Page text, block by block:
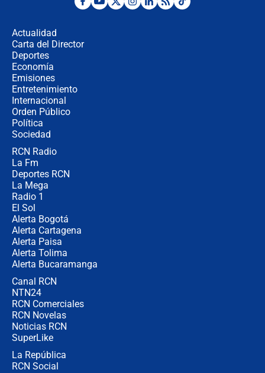
¿Por qué De la Espriella gobernará
Actualidad
Carta del Director
Deportes
Economía
Emisiones
Entretenimiento
Internacional
Orden Público
Política
Sociedad
RCN Radio
La Fm
Deportes RCN
La Mega
Radio 1
El Sol
Alerta Bogotá
Alerta Cartagena
Alerta Paisa
Alerta Tolima
Alerta Bucaramanga
Canal RCN
NTN24
RCN Comerciales
RCN Novelas
Noticias RCN
SuperLike
La República
RCN Social